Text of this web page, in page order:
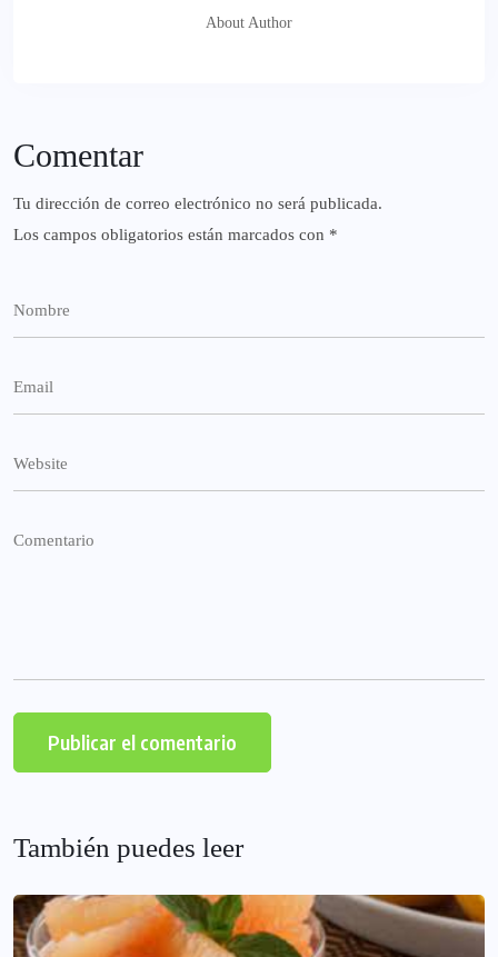
About Author
Comentar
Tu dirección de correo electrónico no será publicada.
Los campos obligatorios están marcados con *
También puedes leer